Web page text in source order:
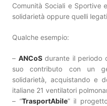
Comunità Sociali e Sportive
solidarietà oppure quelli
Qualche esempio:
– ANCoSdurante il periodo
suo contributo con un
solidarietà, acquistando e
italiane 21 ventilatori
– “TrasportAbile” il